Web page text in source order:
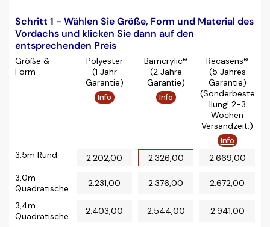
Schritt 1 - Wählen Sie Größe, Form und Material des
Vordachs und klicken Sie dann auf den
entsprechenden Preis
Größe &
Form
Polyester
(1 Jahr
Garantie)
Info
Bamcrylic®
(2 Jahre
Garantie)
Info
Recasens®
(5 Jahres
Garantie)
(Sonderbeste
llung! 2-3
Wochen
Versandzeit.)
Info
3,5m Rund 2.202,00 2.326,00
2.669,00
3,0m
Quadratische
2.231,00 2.376,00 2.672,00
3,4m
Quadratische
2.403,00 2.544,00 2.941,00